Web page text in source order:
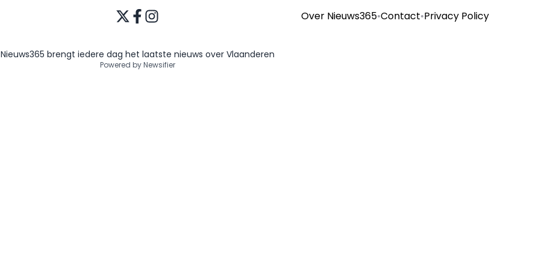
Over Nieuws365•Contact•Privacy Policy
Nieuws365 brengt iedere dag het laatste nieuws over Vlaanderen
Powered by Newsifier